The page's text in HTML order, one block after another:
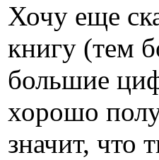
Хочу еще
книгу (тем
большие
хорошо
значит, что